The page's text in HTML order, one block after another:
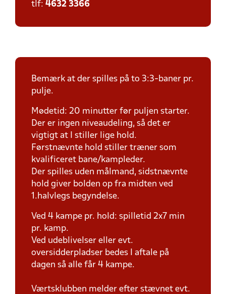
tlf: 4632 3366
Bemærk at der spilles på to 3:3-baner pr.
pulje.
Mødetid: 20 minutter før puljen starter.
Der er ingen niveaudeling, så det er
vigtigt at I stiller lige hold.
Førstnævnte hold stiller træner som
kvalificeret bane/kampleder.
Der spilles uden målmand, sidstnævnte
hold giver bolden op fra midten ved
1.halvlegs begyndelse.
Ved 4 kampe pr. hold: spilletid 2x7 min
pr. kamp.
Ved udeblivelser eller evt.
oversidderpladser bedes I aftale på
dagen så alle får 4 kampe.
Værtsklubben melder efter stævnet evt.